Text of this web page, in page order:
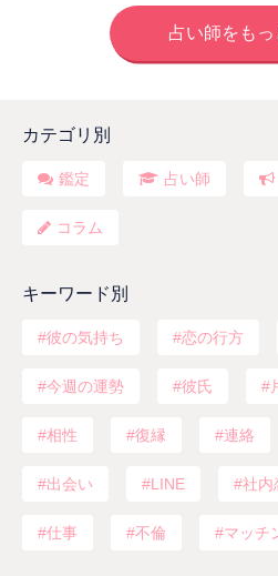
占い師をもっ
カテゴリ別
鑑定 占い師
コラム
キーワード別
彼の気持ち 恋の行方
今週の運勢 彼氏
相性 復縁 連絡
出会い LINE 社内
仕事 不倫 マッチ